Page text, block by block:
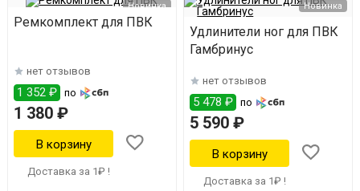
Новинка
Ремкомплект для ПВК
нет отзывов
1 352 ₽ по
1 380 ₽
Доставка за 1₽ !
Новинка
Удлинители ног для ПВК
Гамбринус
нет отзывов
5 478 ₽ по
5 590 ₽
Доставка за 1₽ !